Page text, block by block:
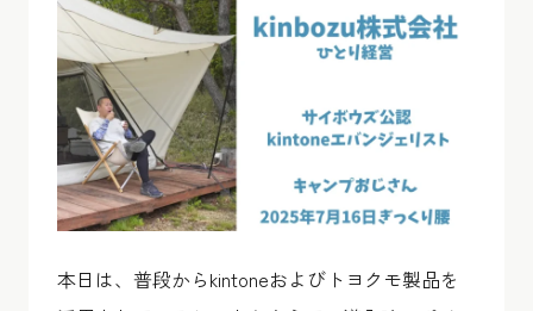
本日は、普段からkintoneおよびトヨクモ製品を